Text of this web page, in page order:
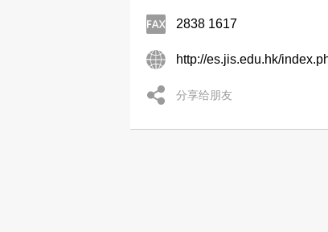
2838 1617
http://es.jis.edu.hk/
分享给朋友